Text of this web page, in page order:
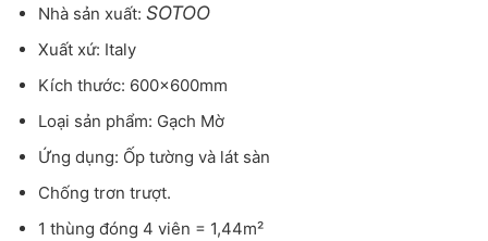
Nhà sản xuất: SOTOO
Xuất xứ: Italy
Kích thước: 600x600mm
Loại sản phẩm: Gạch Mờ
Ứng dụng: Ốp tường và lát sàn
Chống trơn trượt.
1 thùng đóng 4 viên = 1,44m²